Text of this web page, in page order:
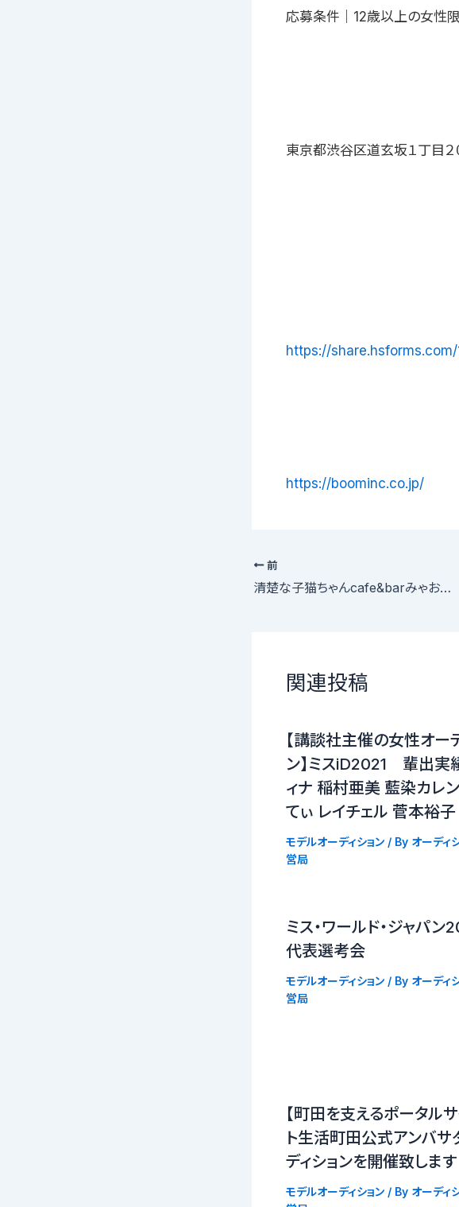
応募条件｜12歳以上の女性
東京都渋谷区道玄坂１丁目
https://
https://boominc.co.jp/
前
清楚な子猫ちゃんcafe&barみゃおみゃお1日店長＆PRモデルオーディション
関連投稿
【講談社主催の女性オー
ン】ミスiD2021 輩出実
ィナ 稲村亜美 藍染カレ
てぃ レイチェル 菅本裕子
モデルオーディション/ By オーディ
営局
ミス・ワールド・ジャパ
代表選考会
モデルオーディション/ By オーディ
営局
【町田を支えるポータルサ
ト生活町田公式アンバサ
ディションを開催致します
モデルオーディション/ By オーディ